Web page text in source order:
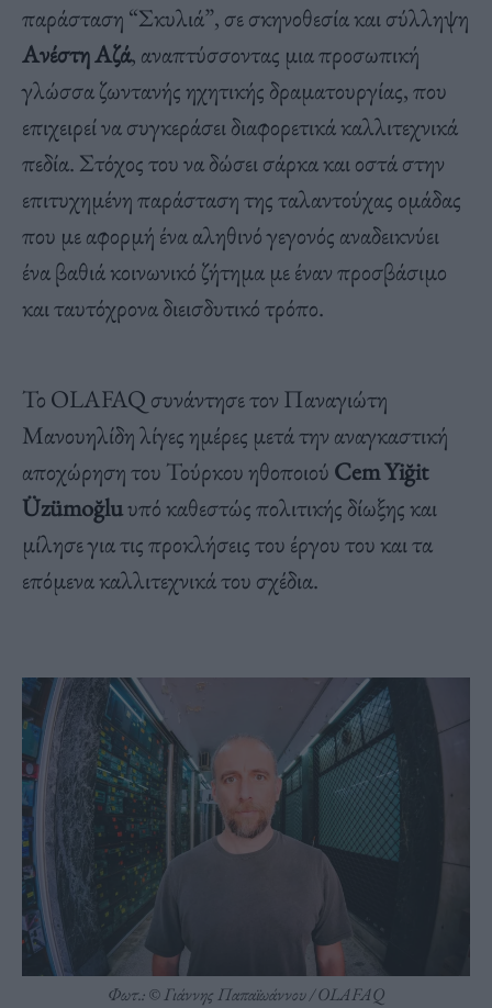
παράσταση “Σκυλιά”, σε σκηνοθεσία και σύλληψη
Ανέστη Αζά, αναπτύσσοντας μια προσωπική
γλώσσα ζωντανής ηχητικής δραματουργίας, που
επιχειρεί να συγκεράσει διαφορετικά καλλιτεχνικά
πεδία. Στόχος του να δώσει σάρκα και οστά στην
επιτυχημένη παράσταση της ταλαντούχας ομάδας
που με αφορμή ένα αληθινό γεγονός αναδεικνύει
ένα βαθιά κοινωνικό ζήτημα με έναν προσβάσιμο
και ταυτόχρονα διεισδυτικό τρόπο.
Το OLAFAQ συνάντησε τον Παναγιώτη
Μανουηλίδη λίγες ημέρες μετά την αναγκαστική
αποχώρηση του Τούρκου ηθοποιού Cem Yiğit
Üzümoğluυπό καθεστώς πολιτικής δίωξης και
μίλησε για τις προκλήσεις του έργου του και τα
επόμενα καλλιτεχνικά του σχέδια.
Φωτ.: © Γιάννης Παπαϊωάννου / OLAFAQ